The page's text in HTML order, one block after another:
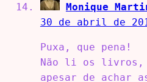
Monique
30 de abril de
Puxa, que pena!
Não li os livros,
apesar de achar